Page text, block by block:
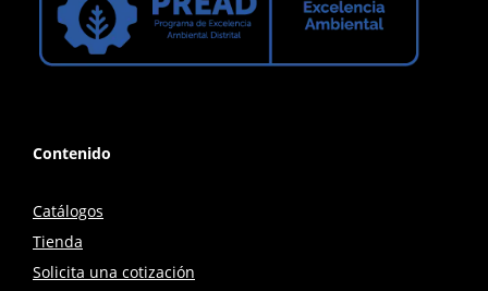
Contenido
Catálogos
Tienda
Solicita una cotización